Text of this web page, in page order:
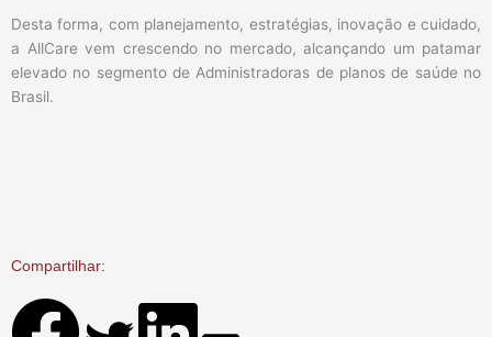
Desta forma, com planejamento, estratégias, inovação e cuidado,
a AllCare vem crescendo no mercado, alcançando um patamar
elevado no segmento de Administradoras de planos de saúde no
Brasil.
Compartilhar: